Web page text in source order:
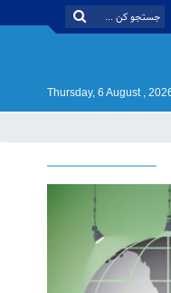
Thursday, 6 August ,